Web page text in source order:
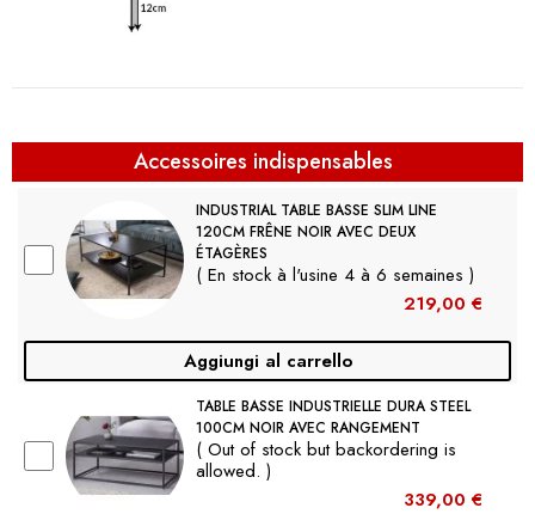
Accessoires indispensables
INDUSTRIAL TABLE BASSE SLIM LINE
120CM FRÊNE NOIR AVEC DEUX
ÉTAGÈRES
( En stock à l'usine 4 à 6 semaines )
219,00 €
Aggiungi al carrello
TABLE BASSE INDUSTRIELLE DURA STEEL
100CM NOIR AVEC RANGEMENT
( Out of stock but backordering is
allowed. )
339,00 €